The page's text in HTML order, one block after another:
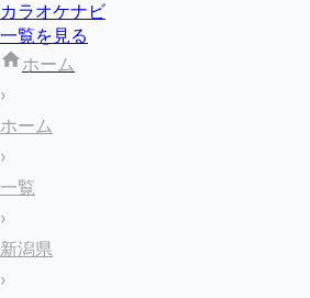
カラオケナビ
一覧を見る
ホーム
›
ホーム
›
一覧
›
新潟県
›